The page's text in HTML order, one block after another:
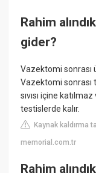
Rahim
gider?
Vazektomi sonrası
Vazektomi
sıvısı içine
testislerde kalır.
Kaynak kaldırma
memorial.com.tr
Rahim